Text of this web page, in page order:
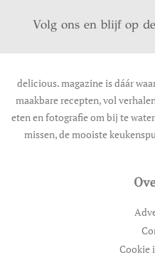
Volg ons en blijf op
delicious. magazine is dáár
maakbare recepten, vol
eten en fotografie om bij te
missen, de mooiste
Cookie